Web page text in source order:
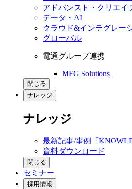
アドバンスト・クリエイ
データ・AI
クラウド&インテグレー
グローバル
電通グループ連携
MFG Solutions
閉じる
ナレッジ
ナレッジ
最新記事/事例「
資料ダウンロード
閉じる
セミナー
採用情報